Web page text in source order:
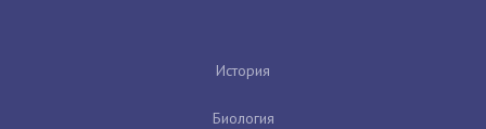
История
Биология